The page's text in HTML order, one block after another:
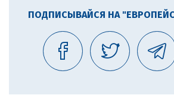
ПОДПИСЫВАЙСЯ НА